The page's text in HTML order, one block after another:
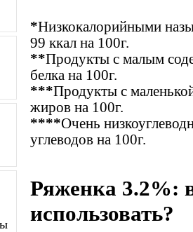
*Низкокалорийными
99 ккал на 100г.
**Продукты с малым
белка на 100г.
***Продукты с
жиров на 100г.
****Очень
углеводов на 100г.
Ряженка 3.2%:
использовать?